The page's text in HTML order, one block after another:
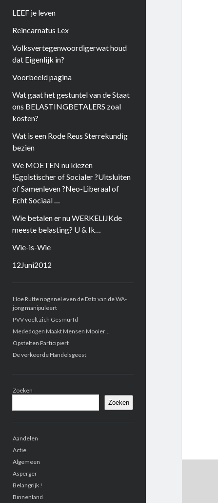
LEEF je leven
Reincarnatus Lex
Volksvertegenwoordigerwat houd
dat Eigenlijk in?
Voorbeeld pagina
Wat gaat het gestuntel van de Staat
ons BELASTINGBETALERS zoal
kosten?
Wat is een Rode Reus Sterrekundig
bezien
We MOETEN nu kiezen
!Egoistischer of Socialer ?Uitsluiten
of Samenleven ?Neo-Liberaal of
Echt Sociaal …
Wie betalen er nu WERKELIJKde
meeste belasting? U & Ik…
Wie-is-Wie
12Juni2012
Hoe Rutte nog snel even de Data van de WA-
jong manipuleert
PVV voelt zich Gesmurfd
Mededogen Maakt Mensen Mooier…
Opstelten Participiert
De verkeerde Handelsgeest
Zoeken
Zoeken
Aandelen
Actie
Algemeen
Asperger
Belangrijk !
Binnenland